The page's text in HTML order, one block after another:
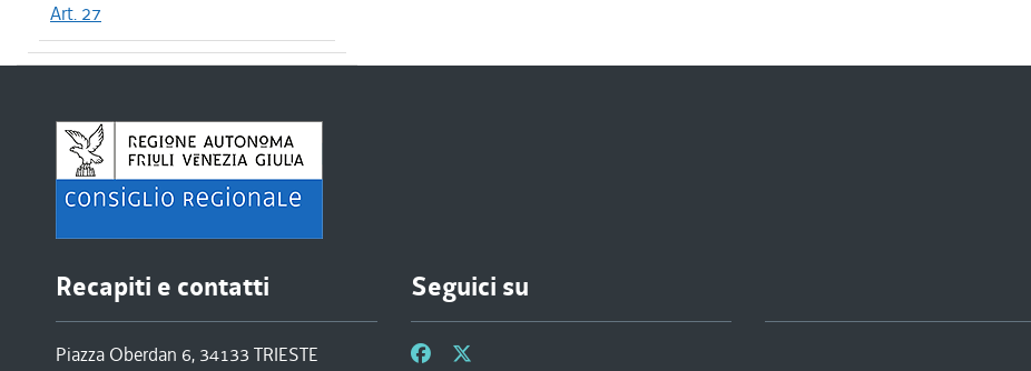
Art. 27
Recapiti e contatti
Piazza Oberdan 6, 34133 TRIESTE
Seguici su